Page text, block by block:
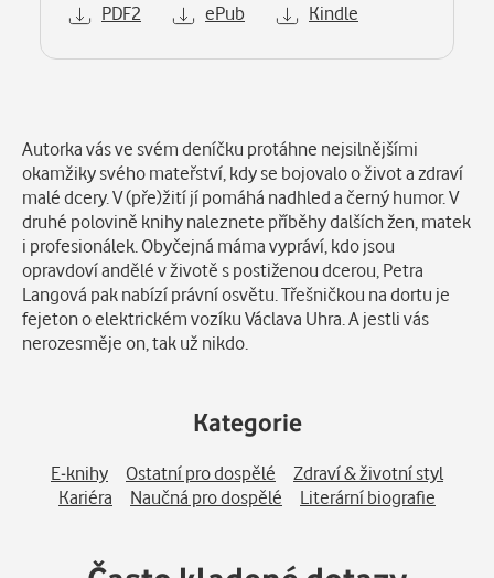
PDF2 ePub Kindle
Autorka vás ve svém deníčku protáhne nejsilnějšími
okamžiky svého mateřství, kdy se bojovalo o život a zdraví
malé dcery. V (pře)žití jí pomáhá nadhled a černý humor. V
druhé polovině knihy naleznete příběhy dalších žen, matek
i profesionálek. Obyčejná máma vypráví, kdo jsou
opravdoví andělé v životě s postiženou dcerou, Petra
Langová pak nabízí právní osvětu. Třešničkou na dortu je
fejeton o elektrickém vozíku Václava Uhra. A jestli vás
nerozesměje on, tak už nikdo.
Kategorie
E-knihy Ostatní pro dospělé
Zdraví & životní styl
Kariéra
Naučná pro dospělé Literární biografie